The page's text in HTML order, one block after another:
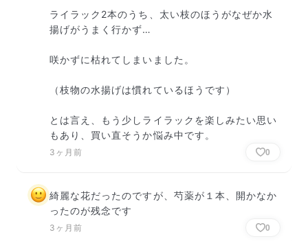
ライラック2本のうち、太い枝のほうがなぜか水
揚げがうまく行かず…
咲かずに枯れてしまいました。
（枝物の水揚げは慣れているほうです）
とは言え、もう少しライラックを楽しみたい思い
もあり、買い直そうか悩み中です。
3ヶ月前 0
綺麗な花だったのですが、芍薬が１本、開かなか
ったのが残念です
3ヶ月前 0